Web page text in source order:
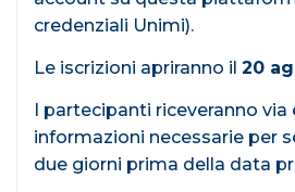
credenziali Unimi).
Le iscrizioni apriranno il 20
I partecipanti riceveranno
informazioni necessarie per
due giorni prima della data